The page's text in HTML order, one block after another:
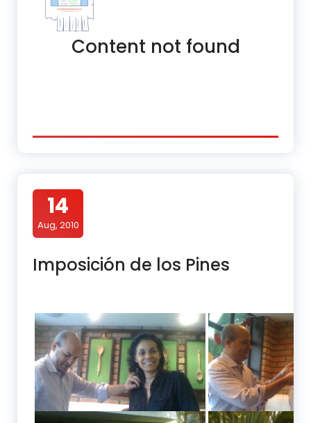
Content not found
14
Aug, 2010
Imposición de los Pines